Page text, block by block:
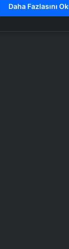
Daha Fazlasını